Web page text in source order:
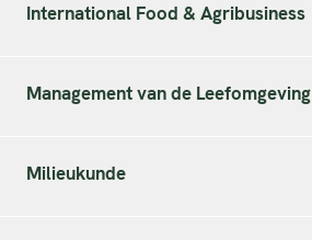
International Food & Agribusiness
Management van de Leefomgeving
Milieukunde